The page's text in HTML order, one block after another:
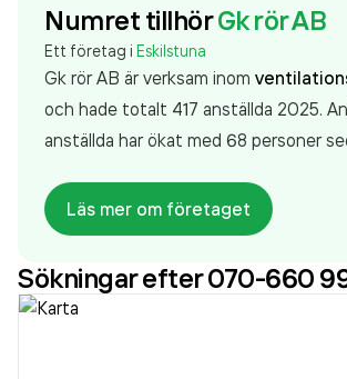
Numret tillhörGk rör AB
Ett företag i Eskilstuna
Gk rör AB är verksam inom
och hade totalt 417 anställda 2025.
anställda har ökat med 68 personer
ett aktiebolag som varit aktivt sedan
ABomsatte 1 009 987 000,00 kr
räkenskapsåret (2025).
Läs mer om företaget
Sökningar efter 070-660